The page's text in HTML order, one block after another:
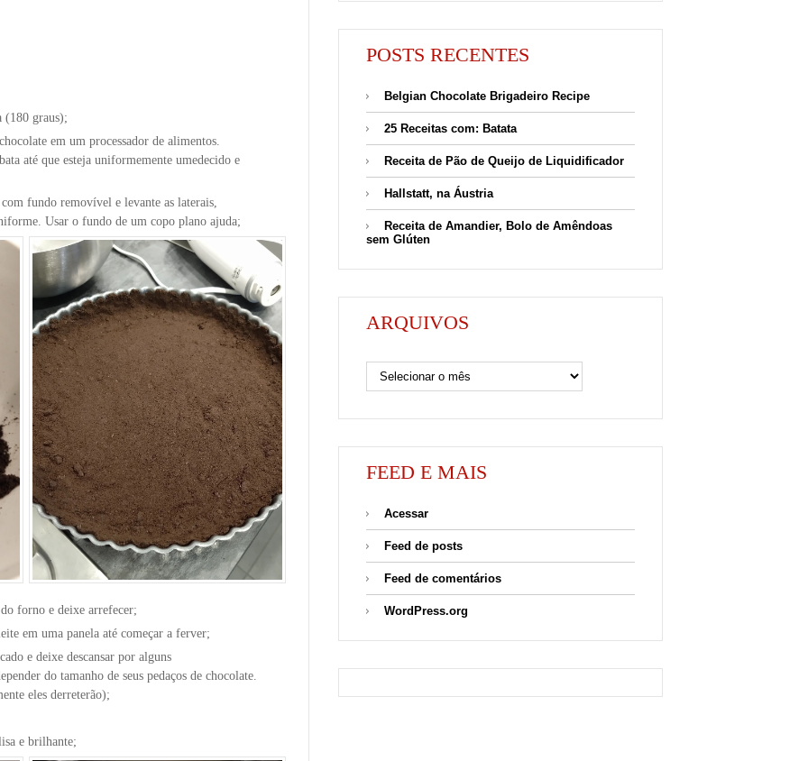
(180 graus);
em um processador de alimentos.
até que esteja uniformemente umedecido e
fundo removível e levante as laterais,
Usar o fundo de um copo plano ajuda;
forno e deixe arrefecer;
em uma panela até começar a ferver;
e deixe descansar por alguns
do tamanho de seus pedaços de chocolate.
eles derreterão);
e brilhante;
POSTS RECENTES
Belgian Chocolate Brigadeiro Recipe
25 Receitas com: Batata
Receita de Pão de Queijo de Liquidificador
Hallstatt, na Áustria
Receita de Amandier, Bolo de Amêndoas
sem Glúten
ARQUIVOS
FEED E MAIS
Acessar
Feed de posts
Feed de comentários
WordPress.org